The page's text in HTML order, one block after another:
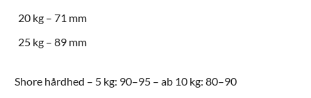
20 kg – 71 mm
25 kg – 89 mm
Shore hårdhed – 5 kg: 90–95 – ab 10 kg: 80–90